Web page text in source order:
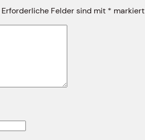
Erforderliche Felder sind mit * markiert